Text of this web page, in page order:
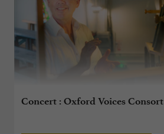
Concert : Oxford Voices Consort